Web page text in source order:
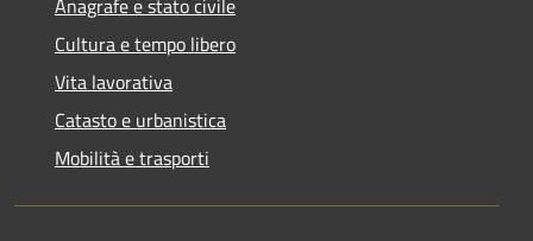
Anagrafe e stato civile
Cultura e tempo libero
Vita lavorativa
Catasto e urbanistica
Mobilità e trasporti